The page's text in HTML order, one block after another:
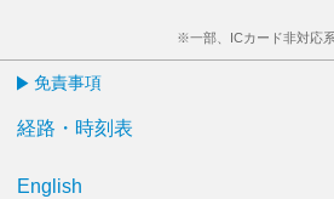
※一部、ICカード非対応
免責事項
経路・時刻表
English